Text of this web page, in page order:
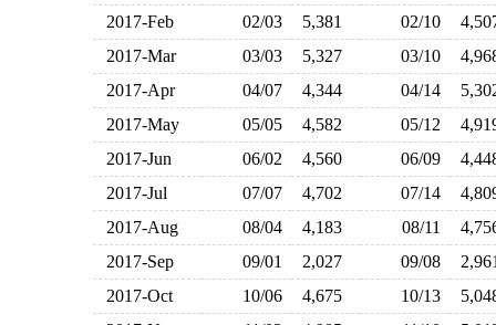
2017-Feb
02/03 5,381 02/10
2017-Mar
03/03 5,327 03/10
2017-Apr
04/07 4,344 04/14
2017-May
05/05 4,582 05/12
2017-Jun
06/02 4,560 06/09
2017-Jul
07/07 4,702 07/14
2017-Aug
08/04 4,183 08/11
2017-Sep
09/01 2,027 09/08
2017-Oct
10/06 4,675 10/13